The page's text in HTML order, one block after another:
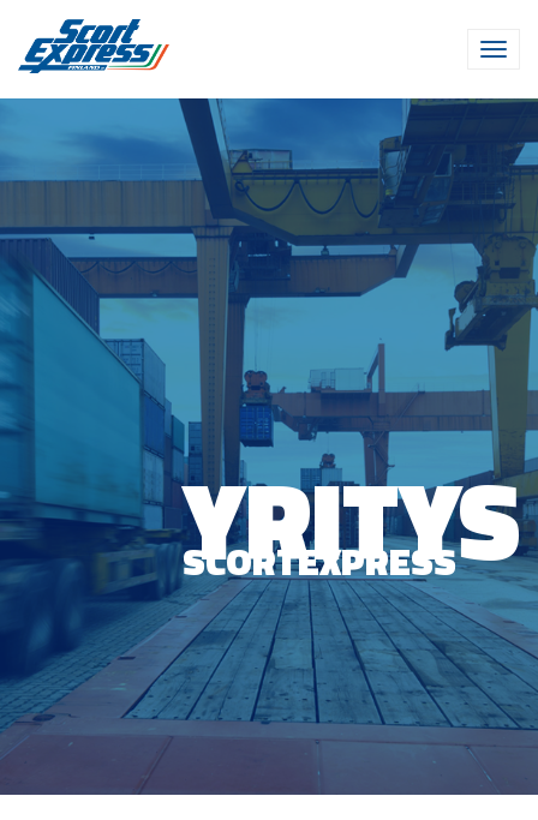
SCORTEXPRESS
YRITYS